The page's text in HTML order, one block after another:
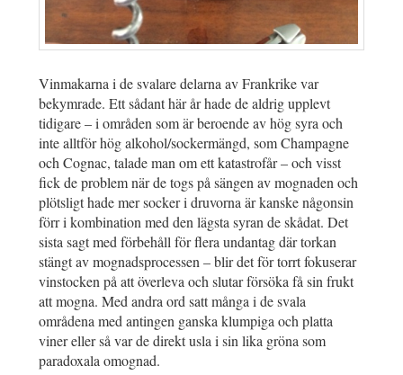
Vinmakarna i de svalare delarna av Frankrike var
bekymrade. Ett sådant här år hade de aldrig upplevt
tidigare – i områden som är beroende av hög syra och
inte alltför hög alkohol/sockermängd, som Champagne
och Cognac, talade man om ett katastrofår – och visst
fick de problem när de togs på sängen av mognaden och
plötsligt hade mer socker i druvorna är kanske någonsin
förr i kombination med den lägsta syran de skådat. Det
sista sagt med förbehåll för flera undantag där torkan
stängt av mognadsprocessen – blir det för torrt fokuserar
vinstocken på att överleva och slutar försöka få sin frukt
att mogna. Med andra ord satt många i de svala
områdena med antingen ganska klumpiga och platta
viner eller så var de direkt usla i sin lika gröna som
paradoxala omognad.